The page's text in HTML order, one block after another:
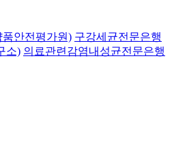
안전평가원) 구강세균전문은행
소) 의료관련감염내성균전문은행